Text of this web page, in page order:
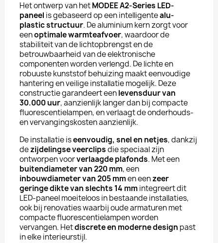
Het ontwerp van hetMODEE A2-Series LED-
paneel is gebaseerd op een intelligentealu-
plastic structuur. De aluminium kern zorgt voor
eenoptimale warmteafvoer, waardoor de
stabiliteit van de lichtopbrengst en de
betrouwbaarheid van de elektronische
componenten worden verlengd. De lichte en
robuuste kunststof behuizing maakt eenvoudige
hantering en veilige installatie mogelijk. Deze
constructie garandeert eenlevensduur van
30.000 uur, aanzienlijk langer dan bij compacte
fluorescentielampen, en verlaagt de onderhouds-
en vervangingskosten aanzienlijk.
De installatie iseenvoudig, snel en netjes, dankzij
dezijdelingse veerclipsdie speciaal zijn
ontworpen voorverlaagde plafonds. Met een
buitendiameter van 220 mm, een
inbouwdiameter van 205 mmen eenzeer
geringe dikte van slechts 14 mmintegreert dit
LED-paneel moeiteloos in bestaande installaties,
ook bij renovaties waarbij oude armaturen met
compacte fluorescentielampen worden
vervangen. Hetdiscrete en moderne design past
in elke interieurstijl.